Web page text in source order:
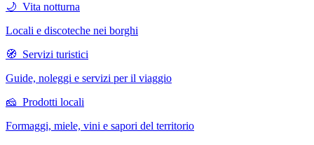
🌙 Vita notturna
Locali e discoteche nei borghi
🧭 Servizi turistici
Guide, noleggi e servizi per il viaggio
🧀 Prodotti locali
Formaggi, miele, vini e sapori del territorio